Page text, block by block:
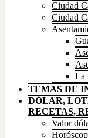
Ciudad
Ciudad
La
TEMAS DE
DÓLAR,
RECETAS,
Valor